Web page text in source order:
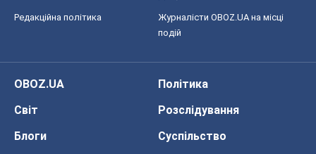
Редакційна політика
Журналісти OBOZ.UA на місці
подій
OBOZ.UA
Політика
Світ
Розслідування
Блоги
Суспільство